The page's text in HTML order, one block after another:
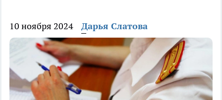
10 ноября 2024 Дарья Слатова